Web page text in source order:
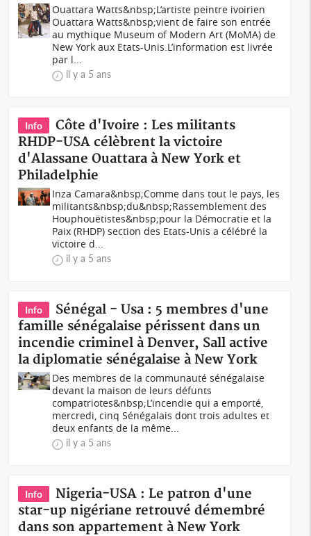
Ouattara Watts&nbsp;L’artiste peintre ivoirien
Ouattara Watts&nbsp;vient de faire son entrée
au mythique Museum of Modern Art (MoMA) de
New York aux Etats-Unis.L’information est livrée
par l...
il y a 5 ans
Info
Côte d'Ivoire : Les militants
RHDP-USA célèbrent la victoire
d'Alassane Ouattara à New York et
Philadelphie
Inza Camara&nbsp;Comme dans tout le pays, les
militants&nbsp;du&nbsp;Rassemblement des
Houphouëtistes&nbsp;pour la Démocratie et la
Paix (RHDP) section des Etats-Unis a célébré la
victoire d...
il y a 5 ans
Info
Sénégal - Usa : 5 membres d'une
famille sénégalaise périssent dans un
incendie criminel à Denver, Sall active
la diplomatie sénégalaise à New York
Des membres de la communauté sénégalaise
devant la maison de leurs défunts
compatriotes&nbsp;L’incendie qui a emporté,
mercredi, cinq Sénégalais dont trois adultes et
deux enfants de la même...
il y a 5 ans
Info
Nigeria-USA : Le patron d'une
star-up nigériane retrouvé démembré
dans son appartement à New York